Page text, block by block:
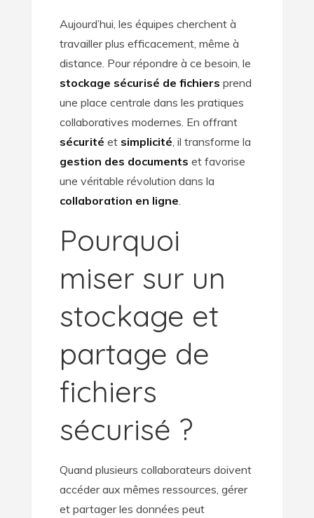
Aujourd’hui, les équipes cherchent à
travailler plus efficacement, même à
distance. Pour répondre à ce besoin, le
stockage sécurisé de fichiers prend
une place centrale dans les pratiques
collaboratives modernes. En offrant
sécurité et simplicité , il transforme la
gestion des documents et favorise
une véritable révolution dans la
collaboration en ligne
Pourquoi
miser sur un
stockage et
partage de
fichiers
sécurisé ?
Quand plusieurs collaborateurs doivent
accéder aux mêmes ressources, gérer
et partager les données peut